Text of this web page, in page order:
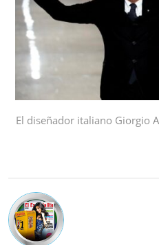
El diseñador italiano Giorgio